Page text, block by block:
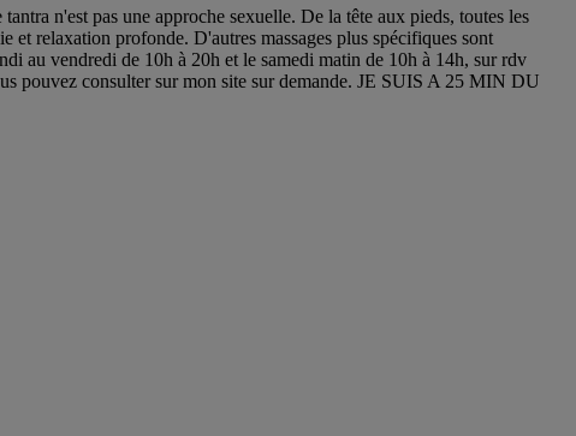
n'est pas une approche sexuelle. De la tête aux pieds, toutes les
et relaxation profonde. D'autres massages plus spécifiques sont
au vendredi de 10h à 20h et le samedi matin de 10h à 14h, sur rdv
pouvez consulter sur mon site sur demande. JE SUIS A 25 MIN DU